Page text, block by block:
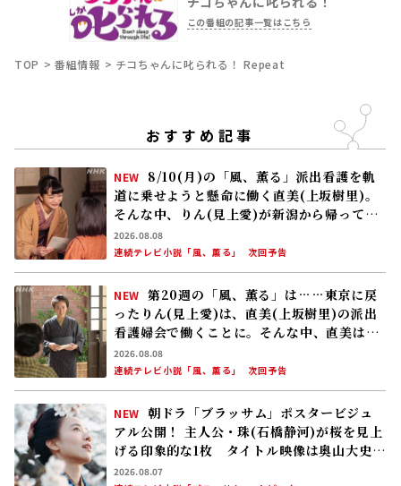
この番組の記事一覧はこちら
TOP 番組情報 チコちゃんに叱られる！ Repeat
おすすめ記事
NEW
8/10(月)の「風、薫る」派出看護を軌
道に乗せようと懸命に働く直美(上坂樹里)。
そんな中、りん(見上愛)が新潟から帰ってく
る
2026.08.08
連続テレビ小説「風、薫る」
次回予告
NEW 第20週の「風、薫る」は……東京に戻
ったりん(見上愛)は、直美(上坂樹里)の派出
看護婦会で働くことに。そんな中、直美は自
分の理想とした無償の看護を始める
2026.08.08
連続テレビ小説「風、薫る」
次回予告
NEW 朝ドラ「ブラッサム」ポスタービジュ
アル公開！ 主人公・珠(石橋静河)が桜を見上
げる印象的な1枚 タイトル映像は奥山大史監
督、語りは三條雅幸アナ 2026年度後期放
2026.08.07